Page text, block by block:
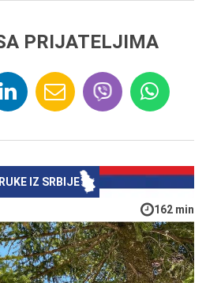
PRIJATELJIMA
IZ SRBIJE
162 min